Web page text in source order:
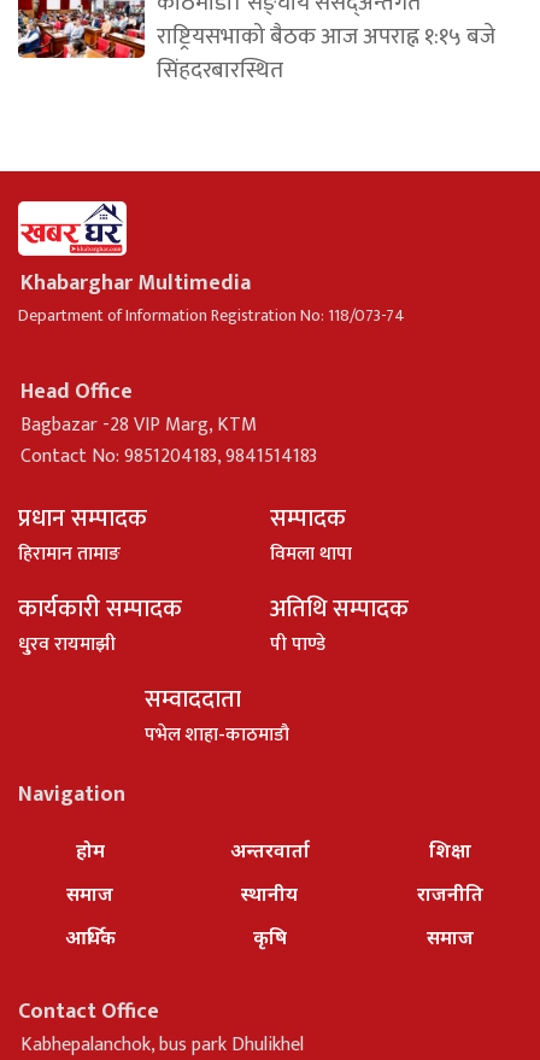
राष्ट्रियसभाको बैठक आज अपराह्न १:१५ बजे
सिंहदरबारस्थित
Khabarghar Multimedia
Department of Information Registration No: 118/073-74
Head Office
Bagbazar -28 VIP Marg, KTM
Contact No: 9851204183, 9841514183
प्रधान सम्पादक
हिरामान तामाङ
सम्पादक
विमला थापा
कार्यकारी सम्पादक
धु्रव रायमाझी
अतिथि सम्पादक
पी पाण्डे
सम्वाददाता
पभेल शाहा-काठमाडौ
Navigation
होम
समाज
आर्थिक
अन्तरवार्ता
स्थानीय
कृषि
शिक्षा
राजनीति
समाज
Contact Office
Kabhepalanchok, bus park Dhulikhel